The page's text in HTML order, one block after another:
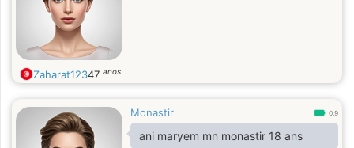
Zaharat12347 anos
Monastir 0.9
ani maryem mn monastir 18 ans